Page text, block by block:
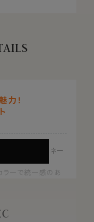
力！
し、コーディネー
ラーで統一感のあ